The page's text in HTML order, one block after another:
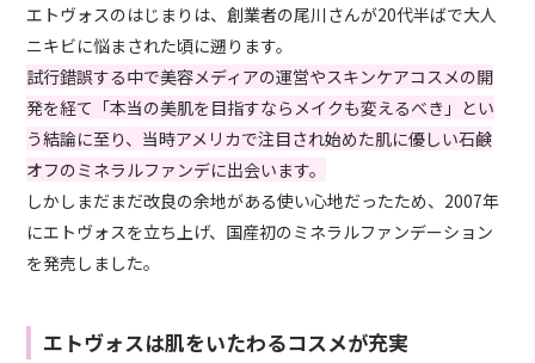
エトヴォスのはじまりは、創業者の尾川さんが20代半ばで大人
ニキビに悩まされた頃に遡ります。
試行錯誤する中で美容メディアの運営やスキンケアコスメの開
発を経て「本当の美肌を目指すならメイクも変えるべき」とい
う結論に至り、当時アメリカで注目され始めた肌に優しい石鹸
オフのミネラルファンデに出会います。
しかしまだまだ改良の余地がある使い心地だったため、2007年
にエトヴォスを立ち上げ、国産初のミネラルファンデーション
を発売しました。
エトヴォスは肌をいたわるコスメが充実